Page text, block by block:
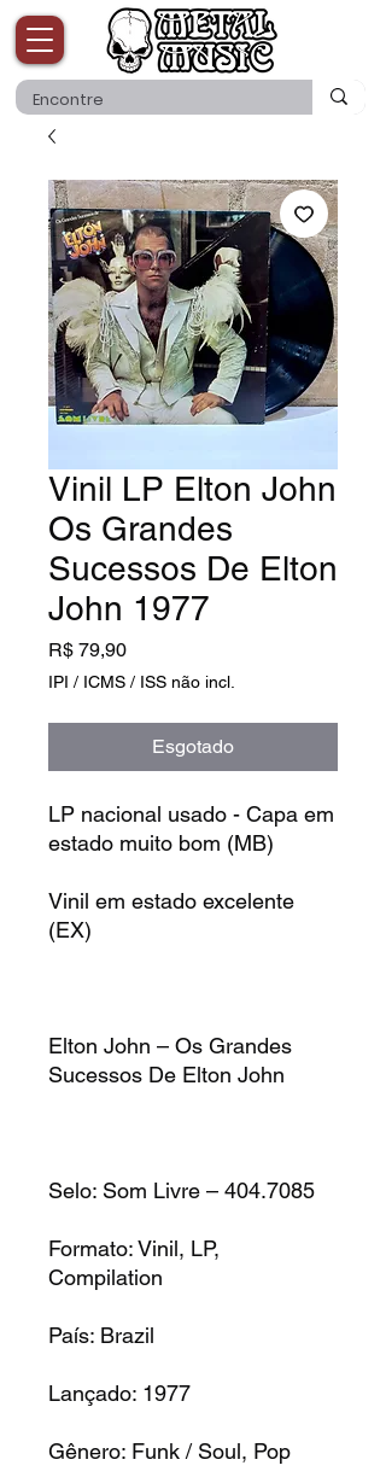
Vinil LP Elton John
Os Grandes
Sucessos De Elton
John 1977
R$ 79,90Preço
IPI / ICMS / ISS não incl.
Esgotado
LP nacional usado - Capa em
estado muito bom (MB)
Vinil em estado excelente
(EX)
Elton John – Os Grandes
Sucessos De Elton John
Selo: Som Livre – 404.7085
Formato: Vinil, LP,
Compilation
País: Brazil
Lançado: 1977
Gênero: Funk / Soul, Pop